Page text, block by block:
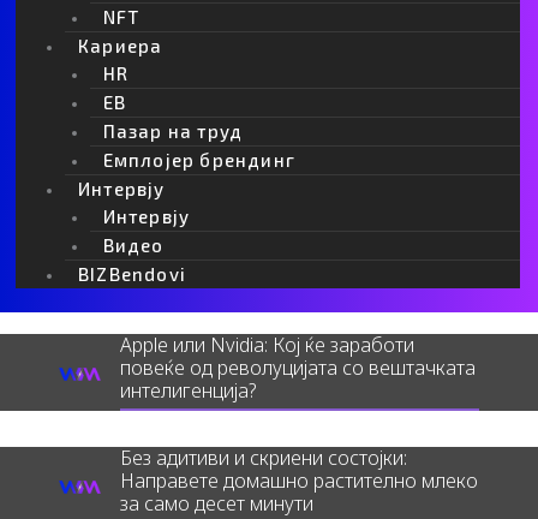
NFT
Кариера
HR
EB
Пазар на труд
Емплојер брендинг
Интервју
Интервју
Видео
BIZBendovi
Webmind.mk станува BIZLife
Компаниите сакаат да го вратат
повеќе не се заинтересирани
Генерацијата Z враќа тренд од
почетокот на 2000-тите: Малите
дигитални фотоапарати повторно се
хит
Apple или Nvidia: Кој ќе заработи
повеќе од револуцијата со вештачката
интелигенција?
Без адитиви и скриени состојки:
Направете домашно растително млеко
за само десет минути